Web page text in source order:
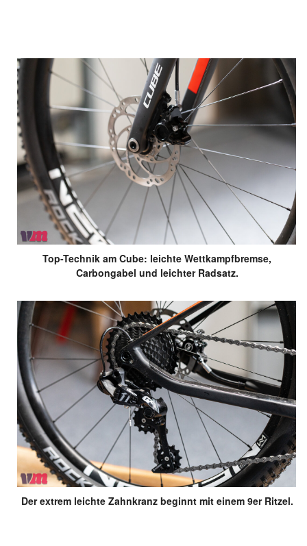
Top-Technik am Cube: leichte Wettkampfbremse,
Carbongabel und leichter Radsatz.
Der extrem leichte Zahnkranz beginnt mit einem 9er Ritzel.